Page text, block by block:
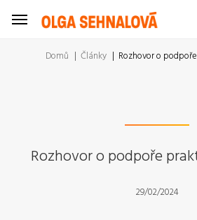
Domů Články Rozhovor o
Rozhovor o podpoře
29/02/2024